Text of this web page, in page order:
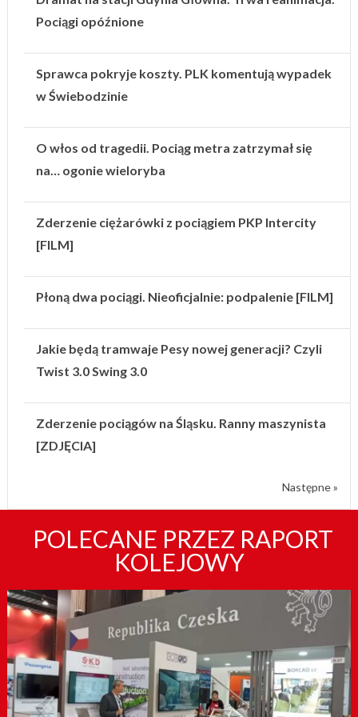
Pociągi opóźnione
Sprawca pokryje koszty. PLK komentują wypadek
w Świebodzinie
O włos od tragedii. Pociąg metra zatrzymał się
na… ogonie wieloryba
Zderzenie ciężarówki z pociągiem PKP Intercity
[FILM]
Płoną dwa pociągi. Nieoficjalnie: podpalenie [FILM]
Jakie będą tramwaje Pesy nowej generacji? Czyli
Twist 3.0 Swing 3.0
Zderzenie pociągów na Śląsku. Ranny maszynista
[ZDJĘCIA]
Następne »
POLECANE PRZEZ RAPORT
KOLEJOWY